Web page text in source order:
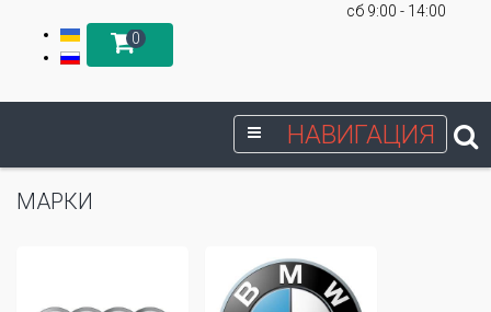
сб 9:00 - 14:00
0
НАВИГАЦИЯ
МАРКИ